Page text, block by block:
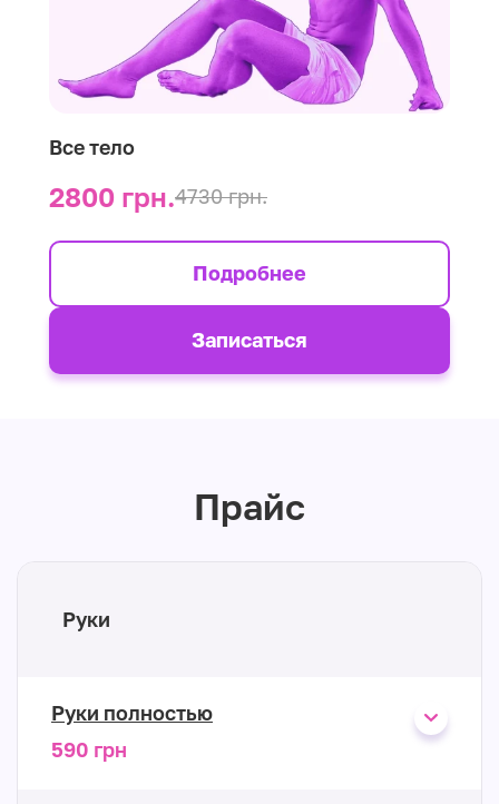
Все тело
2800 грн.4730 грн.
Подробнее
Записаться
Прайс
Руки
Руки полностью
590 грн